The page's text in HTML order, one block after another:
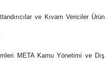
ve Kıvam Vericiler Ürün
META Kamu Yönetimi ve Dış